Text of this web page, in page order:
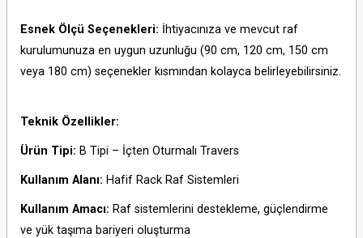
Esnek Ölçü Seçenekleri: İhtiyacınıza ve mevcut raf
kurulumunuza en uygun uzunluğu (90 cm, 120 cm, 150 cm
veya 180 cm) seçenekler kısmından kolayca belirleyebilirsiniz.
Teknik Özellikler:
Ürün Tipi: B Tipi – İçten Oturmalı Travers
Kullanım Alanı: Hafif Rack Raf Sistemleri
Kullanım Amacı: Raf sistemlerini destekleme, güçlendirme
ve yük taşıma bariyeri oluşturma